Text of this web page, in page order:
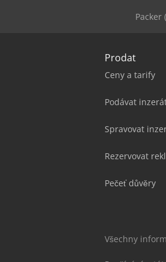
Packer
Prodat
Ceny a tarify
Podávat
Spravovat
Rezervovat
Pečeť důvěry
Všechny